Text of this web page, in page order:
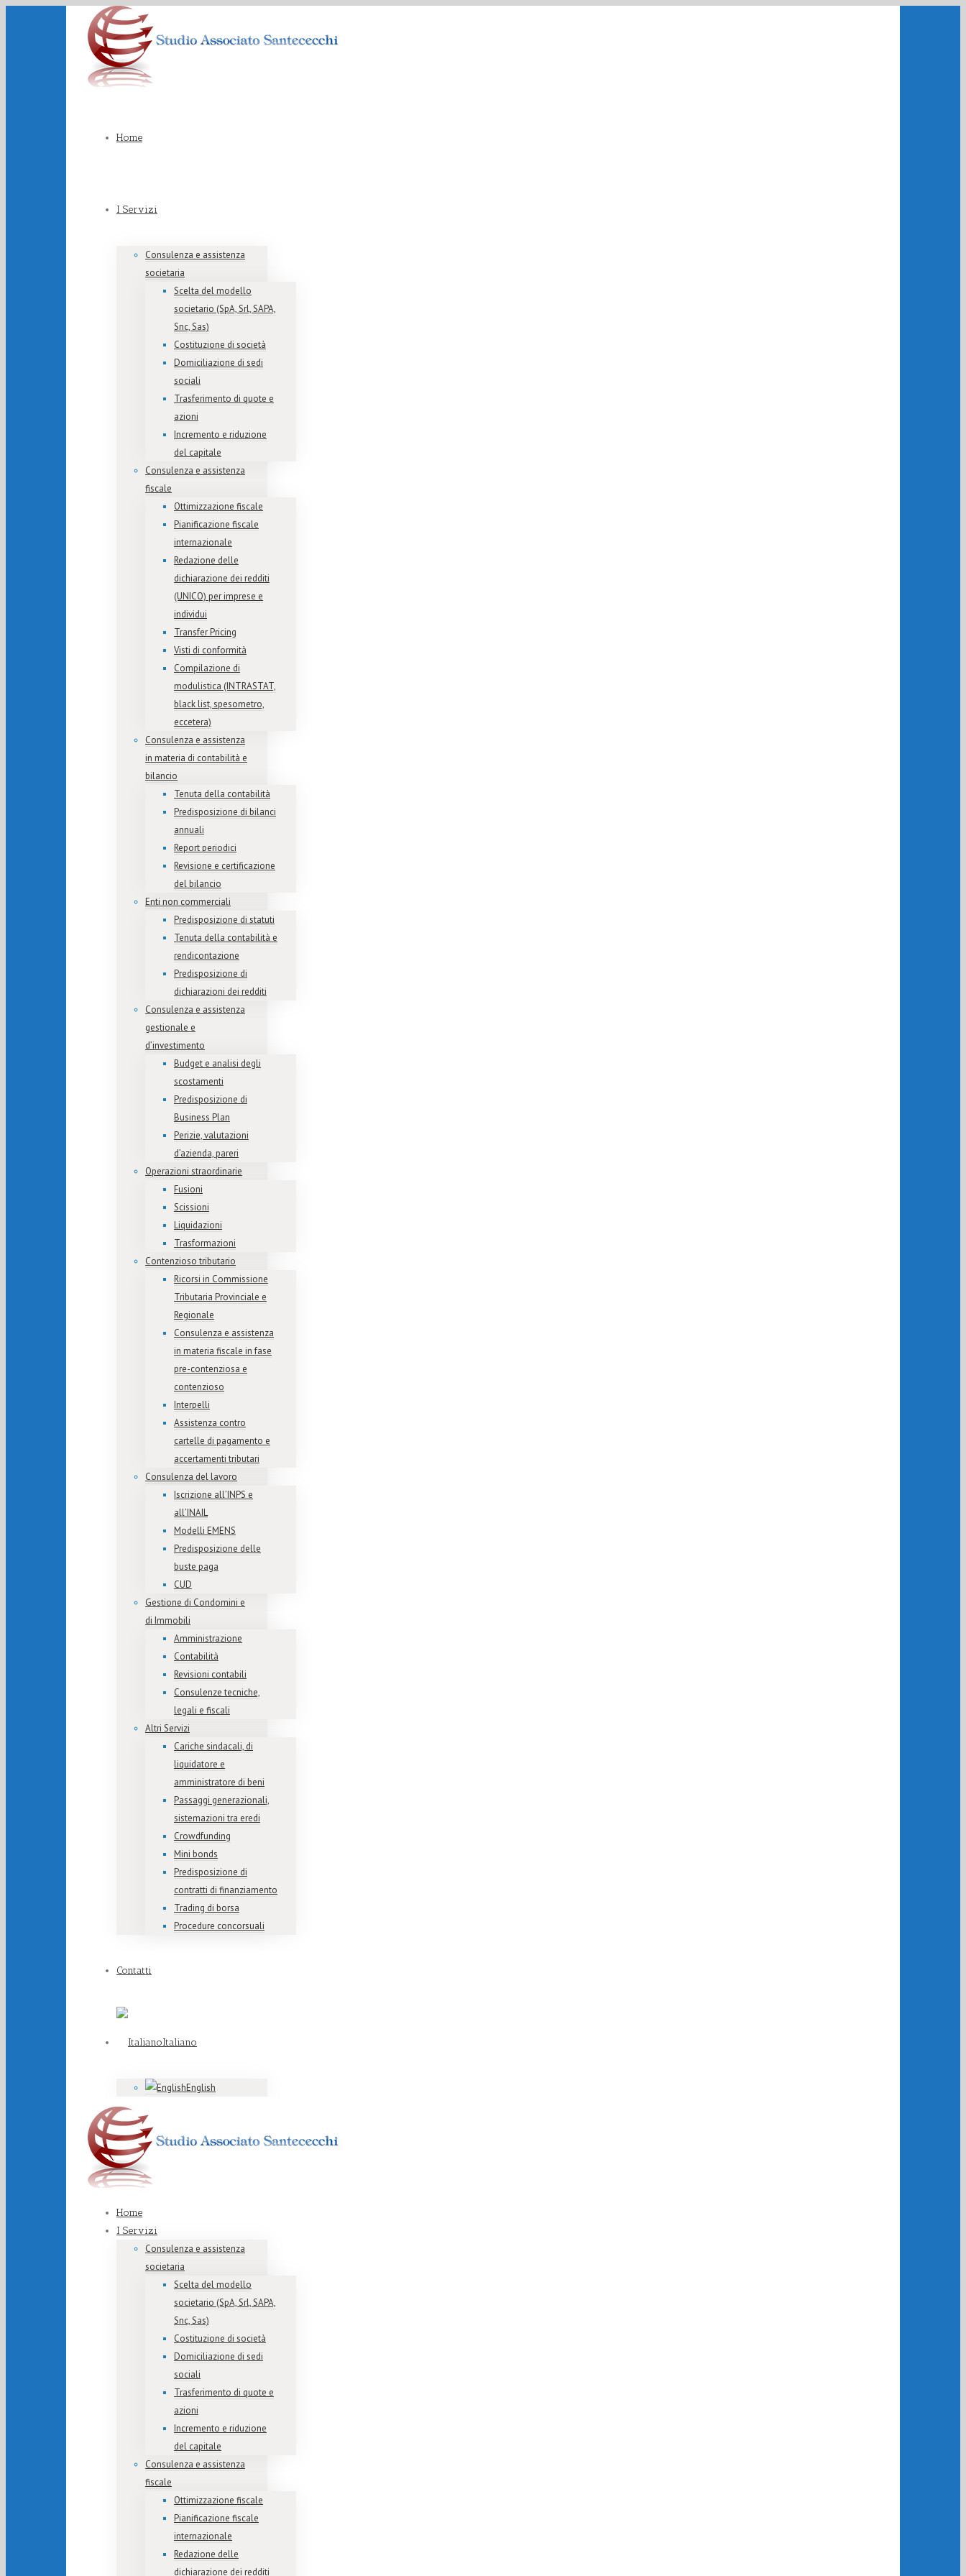
Home
I Servizi
Consulenza e assistenza
societaria
Scelta del modello
societario (SpA, Srl, SAPA,
Snc, Sas)
Costituzione di società
Domiciliazione di sedi
sociali
Trasferimento di quote e
azioni
Incremento e riduzione
del capitale
Consulenza e assistenza
fiscale
Ottimizzazione fiscale
Pianificazione fiscale
internazionale
Redazione delle
dichiarazione dei redditi
(UNICO) per imprese e
individui
Transfer Pricing
Visti di conformità
Compilazione di
modulistica (INTRASTAT,
black list, spesometro,
eccetera)
Consulenza e assistenza
in materia di contabilità e
bilancio
Tenuta della contabilità
Predisposizione di bilanci
annuali
Report periodici
Revisione e certificazione
del bilancio
Enti non commerciali
Predisposizione di statuti
Tenuta della contabilità e
rendicontazione
Predisposizione di
dichiarazioni dei redditi
Consulenza e assistenza
gestionale e
d’investimento
Budget e analisi degli
scostamenti
Predisposizione di
Business Plan
Perizie, valutazioni
d’azienda, pareri
Operazioni straordinarie
Fusioni
Scissioni
Liquidazioni
Trasformazioni
Contenzioso tributario
Ricorsi in Commissione
Tributaria Provinciale e
Regionale
Consulenza e assistenza
in materia fiscale in fase
pre-contenziosa e
contenzioso
Interpelli
Assistenza contro
cartelle di pagamento e
accertamenti tributari
Consulenza del lavoro
Iscrizione all’INPS e
all’INAIL
Modelli EMENS
Predisposizione delle
buste paga
CUD
Gestione di Condomini e
di Immobili
Amministrazione
Contabilità
Revisioni contabili
Consulenze tecniche,
legali e fiscali
Altri Servizi
Cariche sindacali, di
liquidatore e
amministratore di beni
Passaggi generazionali,
sistemazioni tra eredi
Crowdfunding
Mini bonds
Predisposizione di
contratti di finanziamento
Trading di borsa
Procedure concorsuali
Contatti
Italiano
English
Home
I Servizi
Consulenza e assistenza
societaria
Scelta del modello
societario (SpA, Srl, SAPA,
Snc, Sas)
Costituzione di società
Domiciliazione di sedi
sociali
Trasferimento di quote e
azioni
Incremento e riduzione
del capitale
Consulenza e assistenza
fiscale
Ottimizzazione fiscale
Pianificazione fiscale
internazionale
Redazione delle
dichiarazione dei redditi